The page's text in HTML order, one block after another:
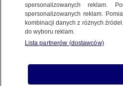
Posłuchaj artykułu
Czyta lektor AI
Przedstawiciel USA do
Szkocji na rozmowy z
Europejskiej - podał
spersonalizowanych reklam.
spersonalizowanych reklam.
kombinacji danych z różnych
do wyboru reklam.
Lista partnerów (dostawców)